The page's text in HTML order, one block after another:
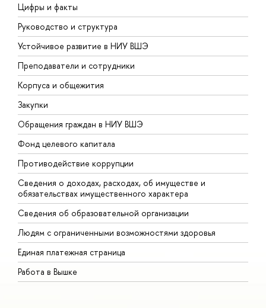
Цифры и факты
Руководство и структура
Устойчивое развитие в НИУ ВШЭ
Преподаватели и сотрудники
Корпуса и общежития
Закупки
Обращения граждан в НИУ ВШЭ
Фонд целевого капитала
Противодействие коррупции
Сведения о доходах, расходах, об имуществе и
обязательствах имущественного характера
Сведения об образовательной организации
Людям с ограниченными возможностями здоровья
Единая платежная страница
Работа в Вышке